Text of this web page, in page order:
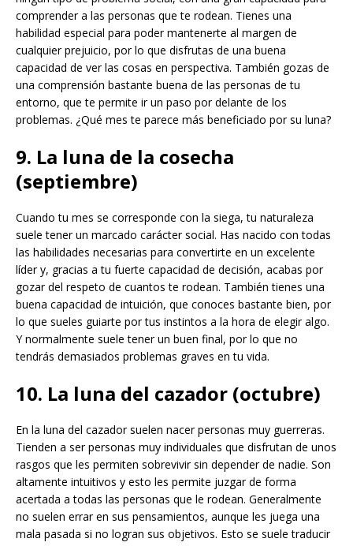
comprender a las personas que te rodean. Tienes una
habilidad especial para poder mantenerte al margen de
cualquier prejuicio, por lo que disfrutas de una buena
capacidad de ver las cosas en perspectiva. También gozas de
una comprensión bastante buena de las personas de tu
entorno, que te permite ir un paso por delante de los
problemas. ¿Qué mes te parece más beneficiado por su luna?
9. La luna de la cosecha
(septiembre)
Cuando tu mes se corresponde con la siega, tu naturaleza
suele tener un marcado carácter social. Has nacido con todas
las habilidades necesarias para convertirte en un excelente
líder y, gracias a tu fuerte capacidad de decisión, acabas por
gozar del respeto de cuantos te rodean. También tienes una
buena capacidad de intuición, que conoces bastante bien, por
lo que sueles guiarte por tus instintos a la hora de elegir algo.
Y normalmente suele tener un buen final, por lo que no
tendrás demasiados problemas graves en tu vida.
10. La luna del cazador (octubre)
En la luna del cazador suelen nacer personas muy guerreras.
Tienden a ser personas muy individuales que disfrutan de unos
rasgos que les permiten sobrevivir sin depender de nadie. Son
altamente intuitivos y esto les permite juzgar de forma
acertada a todas las personas que le rodean. Generalmente
no suelen errar en sus pensamientos, aunque les juega una
mala pasada si no logran sus objetivos. Esto se suele traducir